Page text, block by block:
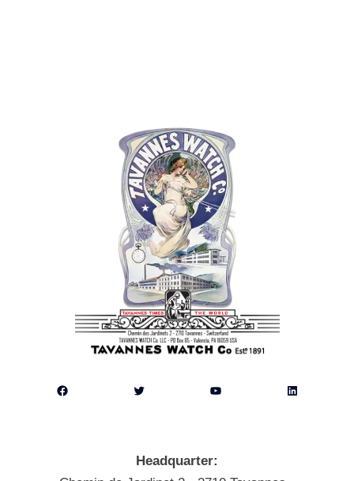
Facebook Twitter YouTube LinkedIn
Headquarter: